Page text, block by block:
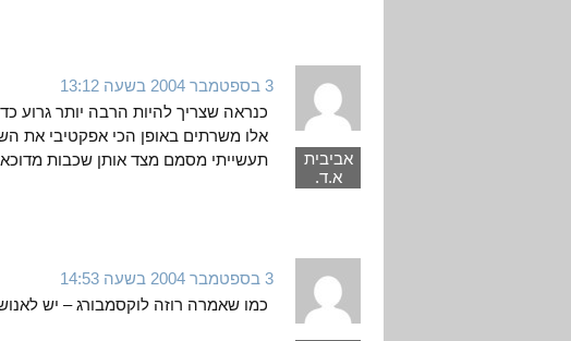
אביבית
א.ד.
3 בספטמבר 2004 בשעה 13:12
כנראה שצריך להיות הרבה יותר גרוע
אלו משרתים באופן הכי אפקטיבי את
תעשייתי מסמם מצד אותן שכבות
3 בספטמבר 2004 בשעה 14:53
כמו שאמרה רוזה לוקסמבורג – יש